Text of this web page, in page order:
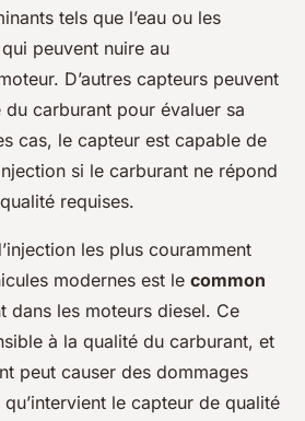
tels que l’eau ou les
peuvent nuire au
D’autres capteurs peuvent
carburant pour évaluer sa
cas, le capteur est capable de
si le carburant ne répond
requises.
les plus couramment
modernes est le common
dans les moteurs diesel. Ce
à la qualité du carburant, et
peut causer des dommages
qu’intervient le capteur de qualité